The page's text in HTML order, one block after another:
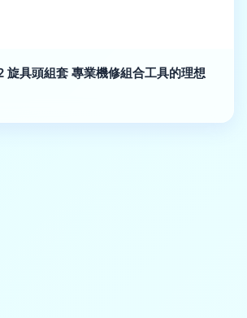
具頭組套 專業機修組合工具的理想